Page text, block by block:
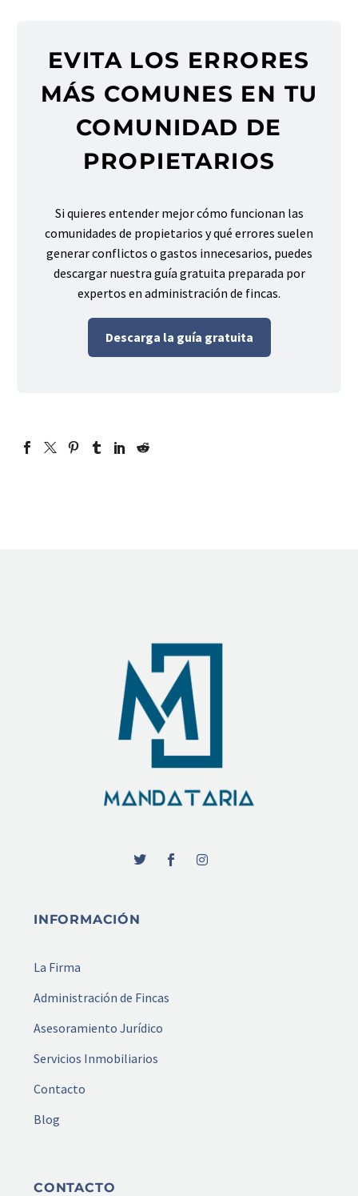
EVITA LOS ERRORES
MÁS COMUNES EN TU
COMUNIDAD DE
PROPIETARIOS
Si quieres entender mejor cómo funcionan las
comunidades de propietarios y qué errores suelen
generar conflictos o gastos innecesarios, puedes
descargar nuestra guía gratuita preparada por
expertos en administración de fincas.
Descarga la guía gratuita
INFORMACIÓN
La Firma
Administración de Fincas
Asesoramiento Jurídico
Servicios Inmobiliarios
Contacto
Blog
CONTACTO